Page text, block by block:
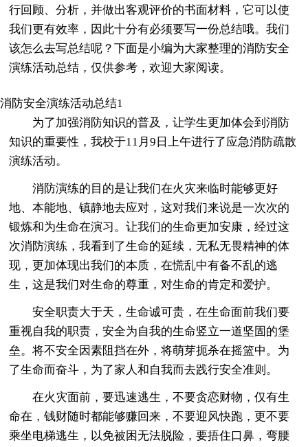
行回顾、分析，并做出客观评价的书面材料，它可以使
我们更有效率，因此十分有必须要写一份总结哦。我们
该怎么去写总结呢？下面是小编为大家整理的消防安全
演练活动总结，仅供参考，欢迎大家阅读。
消防安全演练活动总结1
为了加强消防知识的普及，让学生更加体会到消防
知识的重要性，我校于11月9日上午进行了应急消防疏散
演练活动。
消防演练的目的是让我们在火灾来临时能够更好
地、本能地、镇静地去应对，这对我们来说是一次次的
锻炼和为生命在演习。让我们的生命更加安康，经过这
次消防演练，我看到了生命的延续，无私无畏精神的体
现，更加体现出我们的本质，在慌乱中有备不乱的逃
生，这是我们对生命的尊重，对生命的肯定和爱护。
安全职责大于天，生命诚可贵，在生命面前我们要
重视自我的职责，安全为自我的生命竖立一道坚固的堡
垒。将不安全因素阻挡在外，将萌芽扼杀在摇篮中。为
了生命而奋斗，为了家人和自我而去践行安全准则。
在火灾面前，要迅速逃生，不要贪恋财物，仅有生
命在，钱财随时都能够赚回来，不要迎风快跑，更不要
乘坐电梯逃生，以免被困无法脱险，要捂住口鼻，弯腰